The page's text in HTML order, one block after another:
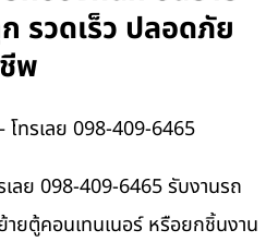
รวดเร็ว ปลอดภัย
พ
ทรเลย 098-409-6465
เลย 098-409-6465 รับงานรถ
ยตู้คอนเทนเนอร์ หรือยกชิ้นงาน